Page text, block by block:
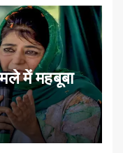
में महबूबा